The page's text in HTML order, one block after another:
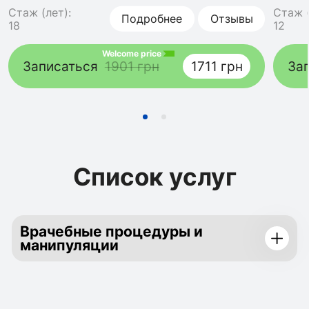
Стаж (лет):
18
Подробнее Отзывы
Записаться
Welcome price
1901 грн 1711 грн
Стаж
12
Список услуг
Врачебные процедуры и
манипуляции